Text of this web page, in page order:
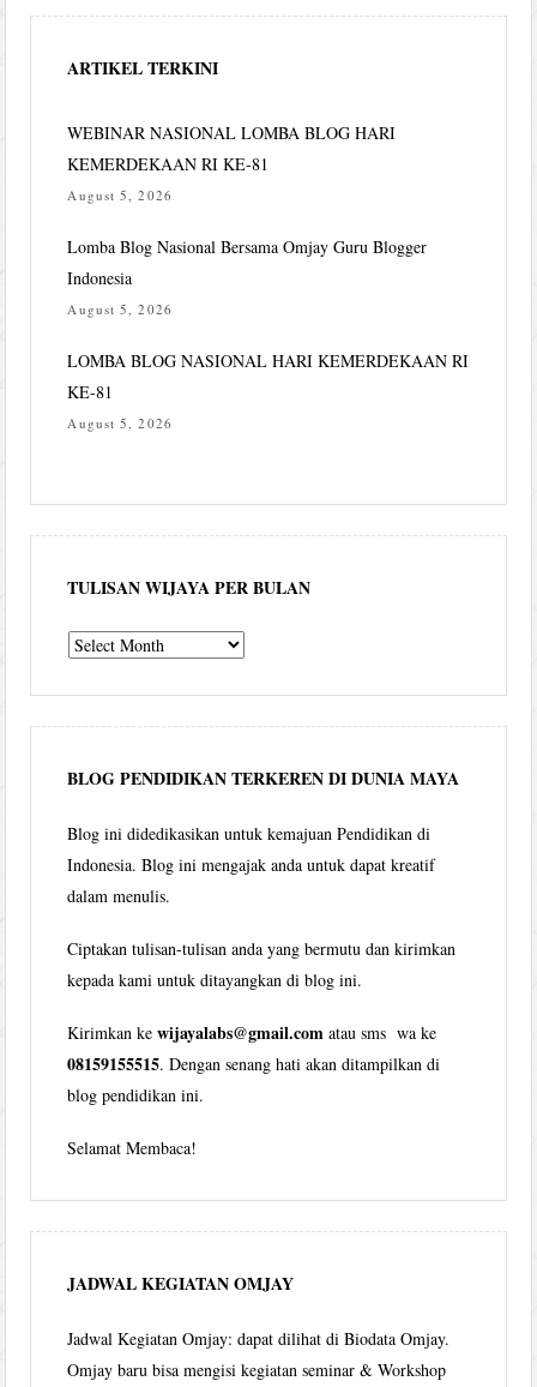
ARTIKEL TERKINI
WEBINAR NASIONAL LOMBA BLOG HARI
KEMERDEKAAN RI KE-81
August 5, 2026
Lomba Blog Nasional Bersama Omjay Guru Blogger
Indonesia
August 5, 2026
LOMBA BLOG NASIONAL HARI KEMERDEKAAN RI
KE-81
August 5, 2026
TULISAN WIJAYA PER BULAN
Tulisan
per
bulan
BLOG PENDIDIKAN TERKEREN DI DUNIA MAYA
Blog ini didedikasikan untuk kemajuan Pendidikan di
Indonesia. Blog ini mengajak anda untuk dapat kreatif
dalam menulis.
Ciptakan tulisan-tulisan anda yang bermutu dan kirimkan
kepada kami untuk ditayangkan di blog ini.
Kirimkan kewijayalabs@gmail.com atau sms wa ke
08159155515. Dengan senang hati akan ditampilkan di
blog pendidikan ini.
Selamat Membaca!
JADWAL KEGIATAN OMJAY
Jadwal Kegiatan Omjay: dapat dilihat di Biodata Omjay.
Omjay baru bisa mengisi kegiatan seminar & Workshop